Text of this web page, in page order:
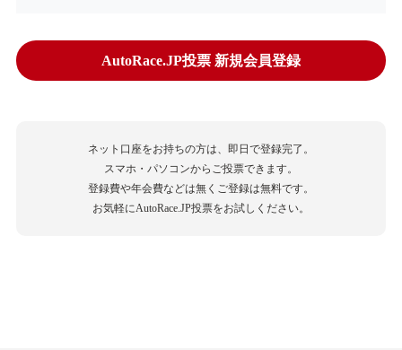
AutoRace.JP投票 新規会員登録
ネット口座をお持ちの方は、即日で登録完了。
スマホ・パソコンからご投票できます。
登録費や年会費などは無くご登録は無料です。
お気軽にAutoRace.JP投票をお試しください。